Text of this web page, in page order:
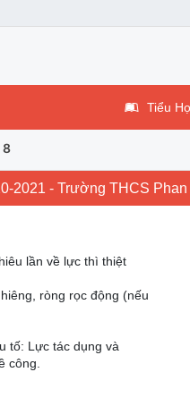
Tiểu
8
2021 - Trường THCS
lần về lực thì thiệt
ròng rọc động (nếu
tố: Lực tác dụng và
công.